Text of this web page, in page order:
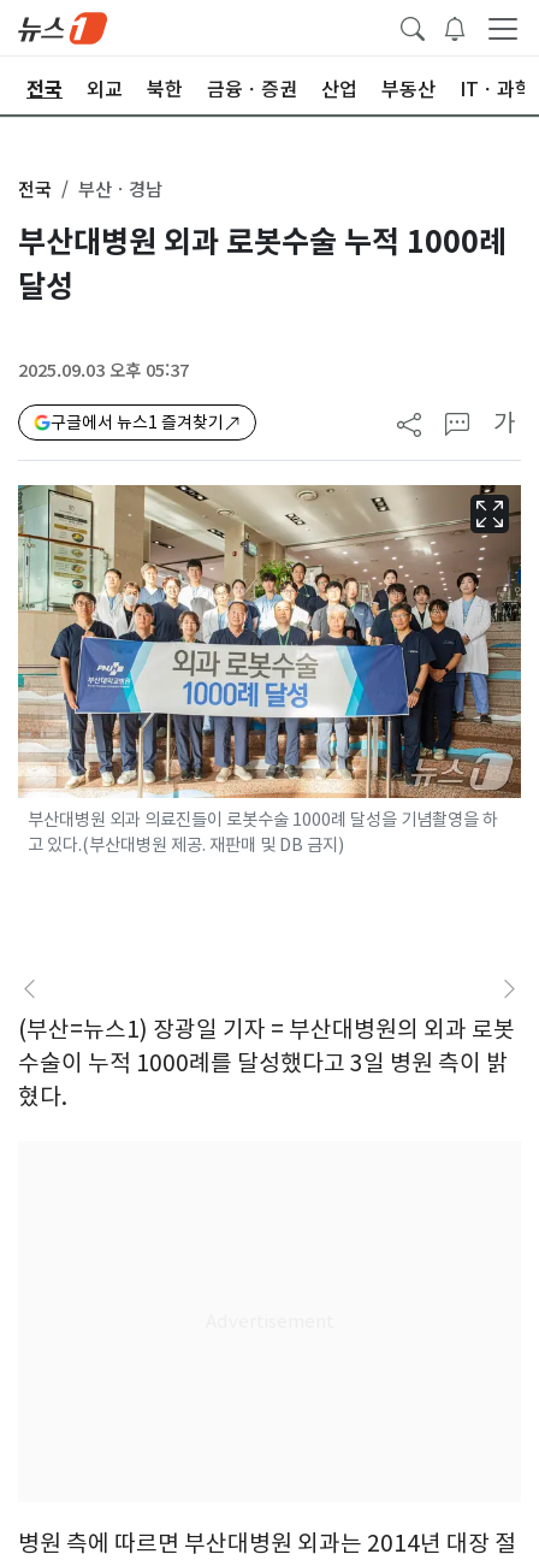
전국 외교 북한 금융ㆍ증권 산업 부동산 ITㆍ과학
전국 부산ㆍ경남
부산대병원 외과 로봇수술 누적 1000례
달성
2025.09.03 오후 05:37
구글에서 뉴스1 즐겨찾기 가
부산대병원 외과 의료진들이 로봇수술 1000례 달성을 기념촬영을 하
고 있다.(부산대병원 제공. 재판매 및 DB 금지)
(부산=뉴스1) 장광일 기자 = 부산대병원의 외과 로봇
수술이 누적 1000례를 달성했다고 3일 병원 측이 밝
혔다.
병원 측에 따르면 부산대병원 외과는 2014년 대장 절